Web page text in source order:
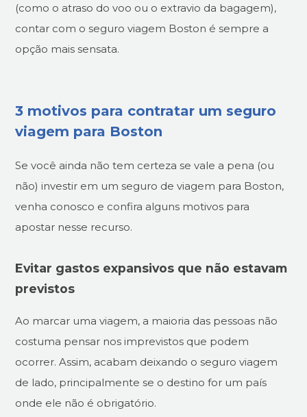
(como o atraso do voo ou o extravio da bagagem),
contar com o seguro viagem Boston é sempre a
opção mais sensata.
3 motivos para contratar um seguro
viagem para Boston
Se você ainda não tem certeza se vale a pena (ou
não) investir em um seguro de viagem para Boston,
venha conosco e confira alguns motivos para
apostar nesse recurso.
Evitar gastos expansivos que não estavam
previstos
Ao marcar uma viagem, a maioria das pessoas não
costuma pensar nos imprevistos que podem
ocorrer. Assim, acabam deixando o seguro viagem
de lado, principalmente se o destino for um país
onde ele não é obrigatório.